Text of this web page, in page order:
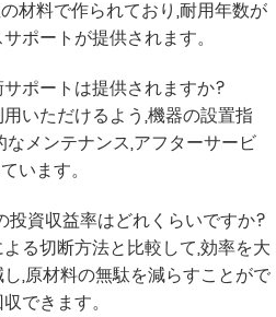
材料で作られており,耐用年数が
ポートが提供されます。
ポートは提供されますか?
いただけるよう,機器の設置指
メンテナンス,アフターサービ
います。
投資収益率はどれくらいですか?
る切断方法と比較して,効率を大
,原材料の無駄を減らすことがで
できます。